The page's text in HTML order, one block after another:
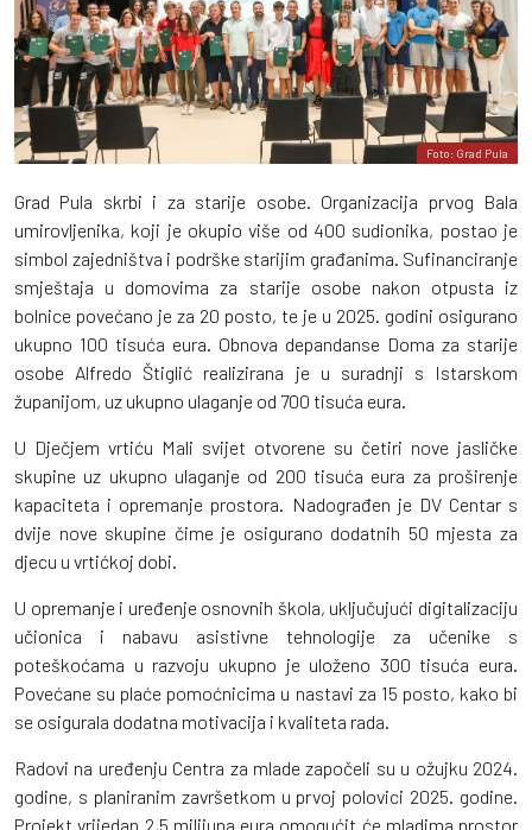
Foto: Grad Pula
Grad Pula skrbi i za starije osobe. Organizacija prvog Bala
umirovljenika, koji je okupio više od 400 sudionika, postao je
simbol zajedništva i podrške starijim građanima. Sufinanciranje
smještaja u domovima za starije osobe nakon otpusta iz
bolnice povećano je za 20 posto, te je u 2025. godini osigurano
ukupno 100 tisuća eura. Obnova depandanse Doma za starije
osobe Alfredo Štiglić realizirana je u suradnji s Istarskom
županijom, uz ukupno ulaganje od 700 tisuća eura.
U Dječjem vrtiću Mali svijet otvorene su četiri nove jasličke
skupine uz ukupno ulaganje od 200 tisuća eura za proširenje
kapaciteta i opremanje prostora. Nadograđen je DV Centar s
dvije nove skupine čime je osigurano dodatnih 50 mjesta za
djecu u vrtićkoj dobi.
U opremanje i uređenje osnovnih škola, uključujući digitalizaciju
učionica i nabavu asistivne tehnologije za učenike s
poteškoćama u razvoju ukupno je uloženo 300 tisuća eura.
Povećane su plaće pomoćnicima u nastavi za 15 posto, kako bi
se osigurala dodatna motivacija i kvaliteta rada.
Radovi na uređenju Centra za mlade započeli su u ožujku 2024.
godine, s planiranim završetkom u prvoj polovici 2025. godine.
Projekt vrijedan 2,5 milijuna eura omogućit će mladima prostor